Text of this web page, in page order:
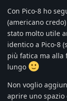
Con Pico-8 ho
(americano
stato molto utile
identico a Pico-8
più fatica ma alla
lungo
Non voglio
aprire uno spazio